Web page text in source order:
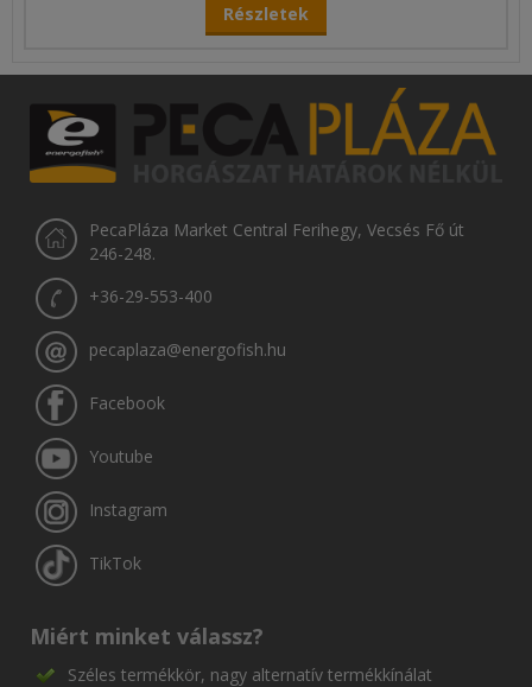
Részletek
PecaPláza Market Central Ferihegy, Vecsés Fő út
246-248.
+36-29-553-400
pecaplaza@energofish.hu
Facebook
Youtube
Instagram
TikTok
Miért minket válassz?
Széles termékkör, nagy alternatív termékkínálat